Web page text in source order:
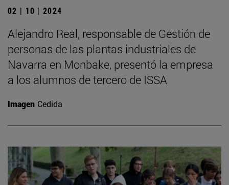
02 | 10 | 2024
Alejandro Real, responsable de Gestión de
personas de las plantas industriales de
Navarra en Monbake, presentó la empresa
a los alumnos de tercero de ISSA
Imagen Cedida